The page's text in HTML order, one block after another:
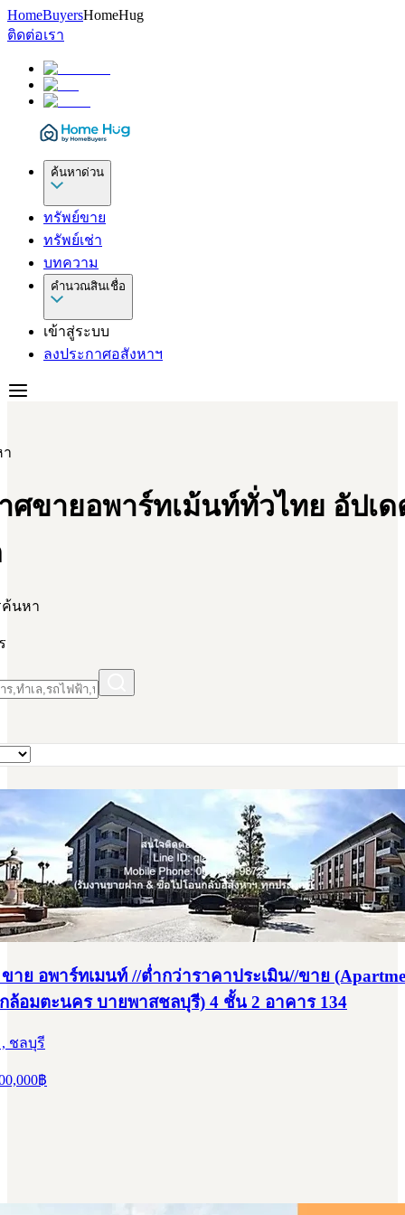
HomeBuyersHomeHug
ติดต่อเรา
ค้นหาด่วน
ทรัพย์ขาย
ทรัพย์เช่า
บทความ
คำนวณสินเชื่อ
เข้าสู่ระบบ
ลงประกาศอสังหาฯ
ศขายอพาร์ทเม้นท์ทั่วไทย อัปเด
นหา
ขาย อพาร์ทเมนท์ //ต่ำกว่าราคาประเมิน//ขาย
ล้อมตะนคร บายพาสชลบุรี) 4 ชั้น 2 อาคาร 134
ชลบุรี
฿